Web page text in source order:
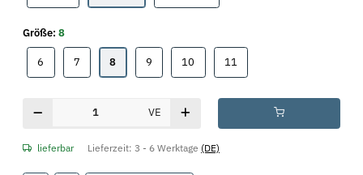
Größe: 8
6 77 88 99 10 11
VE
lieferbar Lieferzeit: 3 - 6 Werktage (DE)